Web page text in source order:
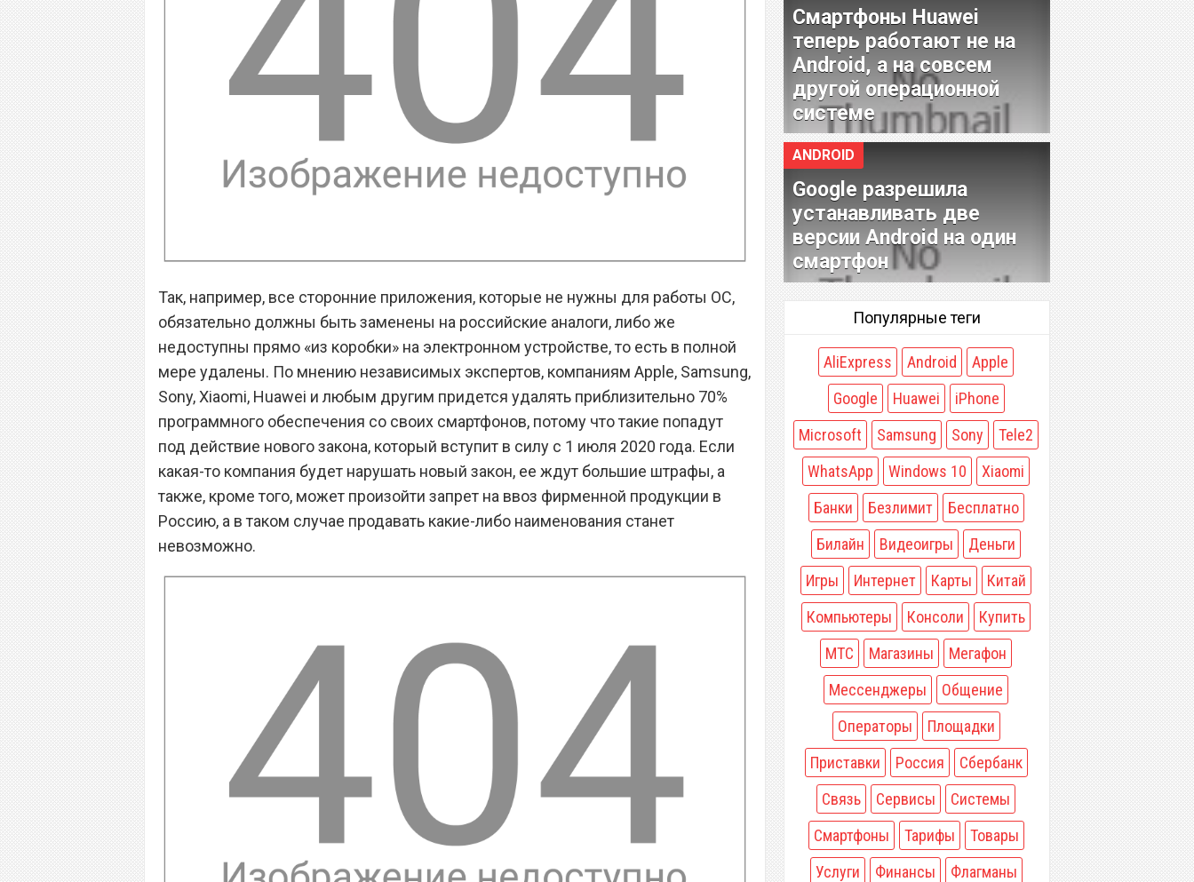
Так, например, все сторонние приложения, которые не нужны для работы ОС,
обязательно должны быть заменены на российские аналоги, либо же
недоступны прямо «из коробки» на электронном устройстве, то есть в полной
мере удалены. По мнению независимых экспертов, компаниям Apple, Samsung,
Sony, Xiaomi, Huawei и любым другим придется удалять приблизительно 70%
программного обеспечения со своих смартфонов, потому что такие попадут
под действие нового закона, который вступит в силу с 1 июля 2020 года. Если
какая-то компания будет нарушать новый закон, ее ждут большие штрафы, а
также, кроме того, может произойти запрет на ввоз фирменной продукции в
Россию, а в таком случае продавать какие-либо наименования станет
невозможно.
Смартфоны Huawei
теперь работают не на
Android, а на совсем
другой операционной
системе
ANDROID
Google разрешила
устанавливать две
версии Android на один
смартфон
Популярные теги
AliExpress Android
Apple
Google
Huawei
iPhone
Microsoft
Samsung Sony
Tele2
WhatsApp
Windows 10
Xiaomi
Банки
Безлимит
Бесплатно
Билайн
Видеоигры
Деньги
Игры
Интернет Карты
Китай
Компьютеры
Консоли
Купить
МТС
Магазины
Мегафон
Мессенджеры
Общение
Операторы
Площадки
Приставки
Россия
Сбербанк
Связь
Сервисы
Системы
Смартфоны
Тарифы
Товары
Услуги
Финансы Флагманы